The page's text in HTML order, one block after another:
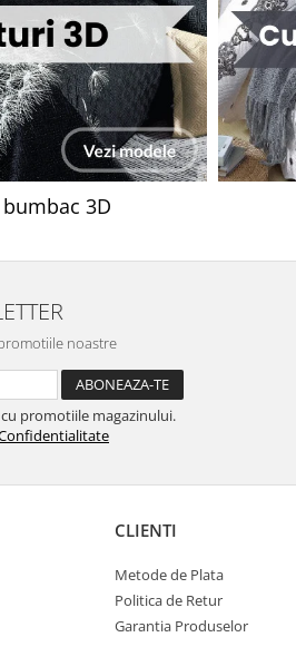
3D
noastre
promotiile magazinului.
CLIENTI
Metode de Plata
Politica de Retur
Garantia Produselor